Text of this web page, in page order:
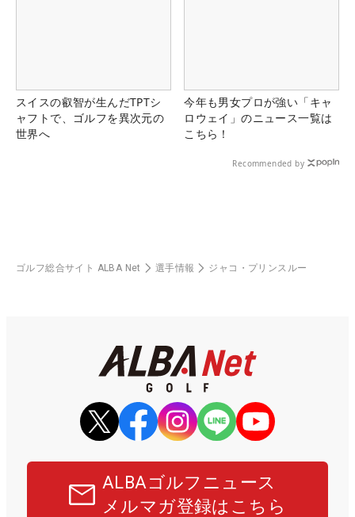
スイスの叡智が生んだTPTシ
ャフトで、ゴルフを異次元の
世界へ
今年も男女プロが強い「キャ
ロウェイ」のニュース一覧は
こちら！
Recommended by
ゴルフ総合サイト ALBA Net 選手情報 ジャコ・プリンスルー
ALBAゴルフニュース
メルマガ登録はこちら